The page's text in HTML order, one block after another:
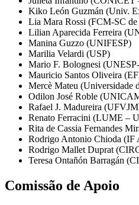
Kiko León Guzmán (Univ.
Lia Mara Rossi (FCM-SC de
Lilian Aparecida Ferreira
Manina Guzzo (UNIFESP)
Marilia Velardi (USP)
Mario F. Bolognesi
Mauricio Santos Oliveira
Mercè Mateu (Universidade
Odilon José Roble
Rafael J. Madureira
Renato Ferracini (LUME –
Rita de Cassia Fernandes
Rodrigo Antonio Chioda (IF
Rodrigo Mallet Duprat
Teresa Ontañón Barragán
Comissão de Apoio